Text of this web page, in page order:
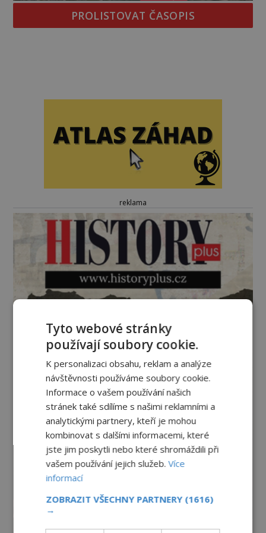
PROLISTOVAT ČASOPIS
reklama
Tyto webové stránky
používají soubory cookie.
K personalizaci obsahu, reklam a analýze
návštěvnosti používáme soubory cookie.
Informace o vašem používání našich
stránek také sdílíme s našimi reklamními a
analytickými partnery, kteří je mohou
kombinovat s dalšími informacemi, které
jste jim poskytli nebo které shromáždili při
vašem používání jejich služeb.Více
informací
ZOBRAZIT VŠECHNY PARTNERY (1616)
→